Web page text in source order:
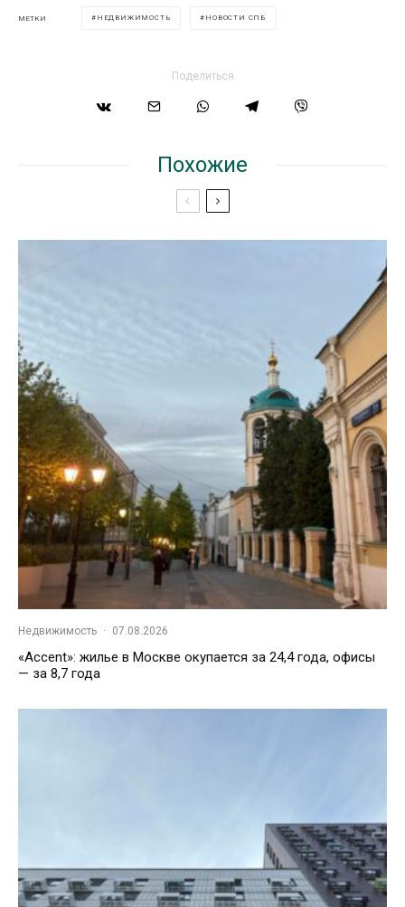
МЕТКИ НЕДВИЖИМОСТЬ НОВОСТИ СПБ
Поделиться
Похожие
Недвижимость · 07.08.2026
«Accent»: жилье в Москве окупается за 24,4 года, офисы
— за 8,7 года